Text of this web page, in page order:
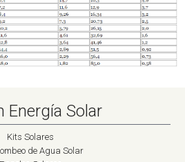
Energía Solar
Kits Solares
de Agua Solar